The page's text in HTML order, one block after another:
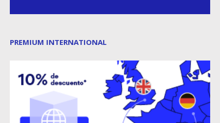
PREMIUM INTERNATIONAL